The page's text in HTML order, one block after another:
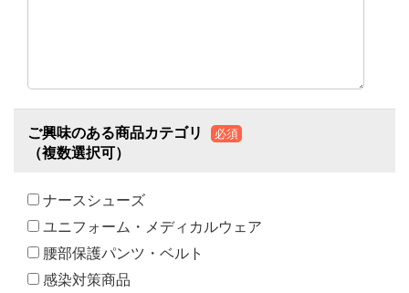
ご興味のある商品カテゴリ 必須
（複数選択可）
ナースシューズ
ユニフォーム・メディカルウェア
腰部保護パンツ・ベルト
感染対策商品